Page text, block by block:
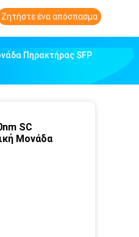
Ζητήστε ένα απόσπασμα
Πηρακτήρας SFP
SC
Μονάδα